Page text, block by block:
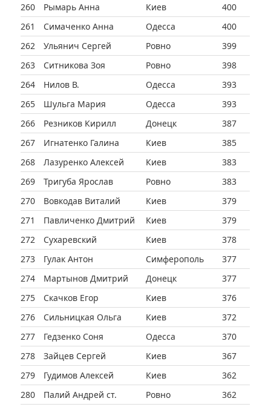
260
Рымарь Анна Киев
400
261
Симаченко Анна Одесса
400
262
Ульянич Сергей Ровно
399
263
Ситникова Зоя Ровно
398
264
Нилов В. Одесса
393
265
Шульга Мария Одесса
393
266
Резников Кирилл Донецк
387
267
Игнатенко Галина Киев
385
268
Лазуренко Алексей Киев
383
269
Тригуба Ярослав Ровно
383
270
Вовкодав Виталий Киев
379
271
Павличенко Дмитрий Киев
379
272
Сухаревский Киев
378
273
Гулак Антон Симферополь
377
274
Мартынов Дмитрий Донецк
377
275
Скачков Егор Киев
376
276
Сильницкая Ольга Киев
372
277
Гедзенко Соня Одесса
370
278
Зайцев Сергей Киев
367
279
Гудимов Алексей Киев
362
280
Палий Андрей ст. Ровно
362